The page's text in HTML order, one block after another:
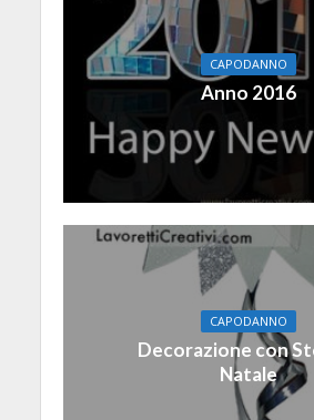
CAPODANNO
Anno 2016
CAPODANNO
Decorazione con
Natale